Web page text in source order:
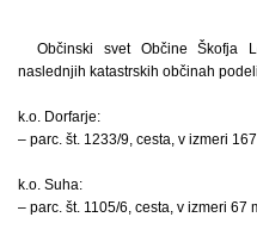
Občinski svet Občine Škofja
naslednjih katastrskih občinah
k.o. Dorfarje:
– parc. št. 1233/9, cesta, v izmeri
k.o. Suha:
– parc. št. 1105/6, cesta, v izmeri 67